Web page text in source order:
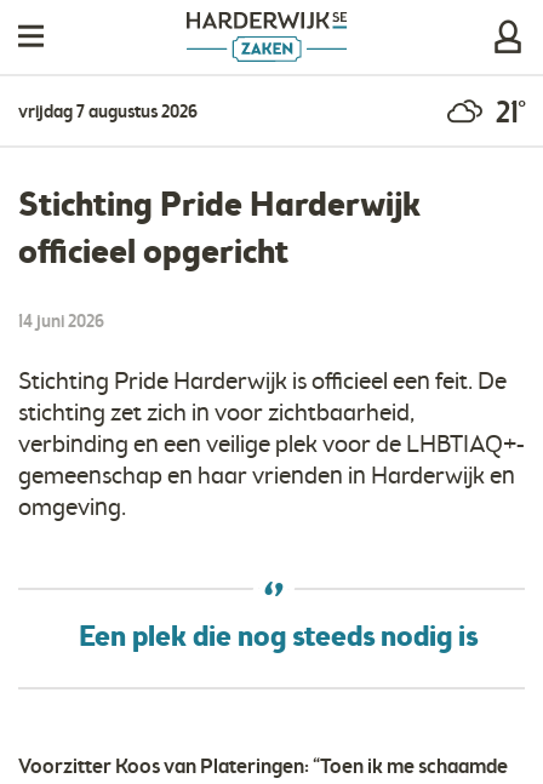
vrijdag 7 augustus 2026 21°
Stichting Pride Harderwijk
officieel opgericht
14 juni 2026
Stichting Pride Harderwijk is officieel een feit. De
stichting zet zich in voor zichtbaarheid,
verbinding en een veilige plek voor de LHBTIAQ+-
gemeenschap en haar vrienden in Harderwijk en
omgeving.
Een plek die nog steeds nodig is
Voorzitter Koos van Plateringen: “Toen ik me schaamde